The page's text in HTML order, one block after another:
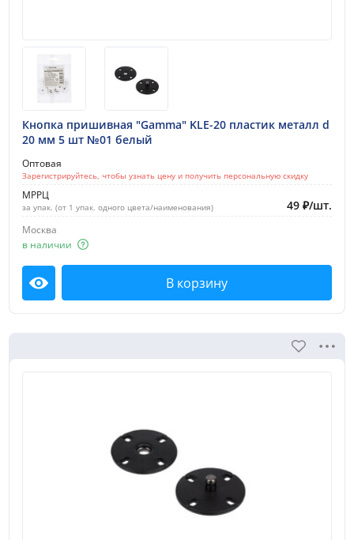
Кнопка пришивная "Gamma" KLE-20 пластик металл d
20 мм 5 шт №01 белый
Оптовая
Зарегистрируйтесь, чтобы узнать цену и получить персональную скидку
МРРЦ
за упак. (от 1 упак. одного цвета/наименования) 49 ₽/шт.
Москва
в наличии
Посмотреть В корзину